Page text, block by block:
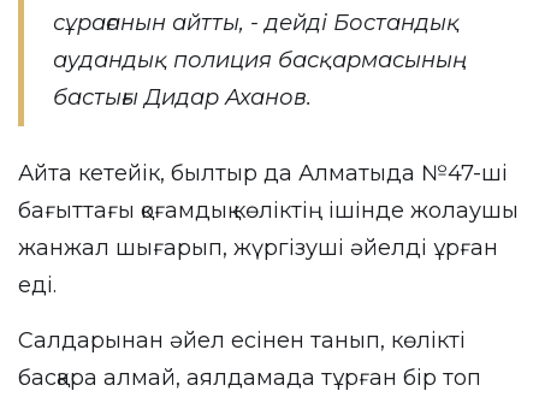
сұрағанын айтты, - дейді Бостандық
аудандық полиция басқармасының
бастығы Дидар Аханов.
Айта кетейік, былтыр да Алматыда №47-ші
бағыттағы қоғамдық көліктің ішінде жолаушы
жанжал шығарып, жүргізуші әйелді ұрған
еді.
Салдарынан әйел есінен танып, көлікті
басқара алмай, аялдамада тұрған бір топ